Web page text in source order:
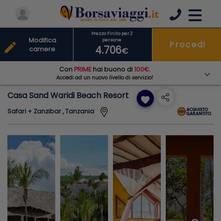
Casa Sand Waridi Beach Resort favorite
Safari + Zanzibar , Tanzania
Prezzo Finito per 2
persone
4.706€
Procedi
edit
Modifica
camere
Con PRIMEhai buono di100€.
Accedi ad un nuovo livello di servizio!